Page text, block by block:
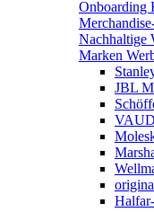
Onboarding
Nachhaltige
Marken
JBL